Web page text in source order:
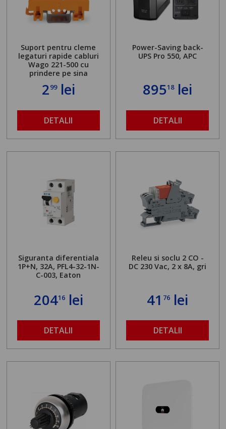
Suport pentru cleme
legaturi rapide cabluri
Wago 221-500 cu
prindere pe sina
299lei
DETALII
Power-Saving back-
UPS Pro 550, APC
89518lei
DETALII
Siguranta diferentiala
1P+N, 32A, PFL4-32-1N-
C-003, Eaton
20416lei
DETALII
Releu si soclu 2 CO -
DC 230 Vac, 2 x 8A, gri
41 76 lei
DETALII